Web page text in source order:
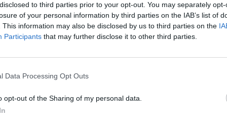
to third parties prior to your opt-out. You may separately
of your personal information by third parties on the IAB’s list of
This information may also be disclosed by us to third parties on the
Participants that may further disclose it to other third parties.
Data Processing Opt Outs
opt-out of the Sharing of my personal data.
eines digitals per facilitar aquests processos,
d'exportacions, amb el qual es busca
riscos associats a les transaccions
un acord amb laCompañía Española de
les pòlisses de crèdit de l'entitat.
risc d'impagament en contractes signats amb